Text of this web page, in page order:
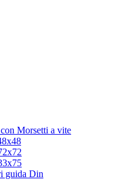
Morsetti a vite
guida Din